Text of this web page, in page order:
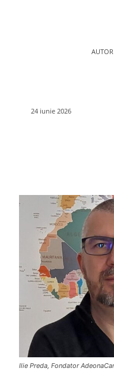
AUTOR
24 iunie 2026
Ilie Preda, Fondator